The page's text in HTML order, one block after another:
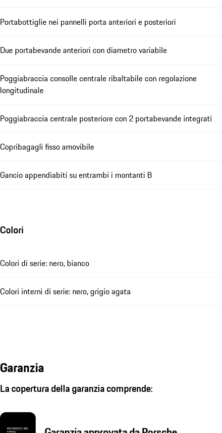
Portabottiglie nei pannelli porta anteriori e posteriori
Due portabevande anteriori con diametro variabile
Poggiabraccia consolle centrale ribaltabile con regolazione
longitudinale
Poggiabraccia centrale posteriore con 2 portabevande integrati
Copribagagli fisso amovibile
Gancio appendiabiti su entrambi i montanti B
Colori
Colori di serie: nero, bianco
Colori interni di serie: nero, grigio agata
Garanzia
La copertura della garanzia comprende: